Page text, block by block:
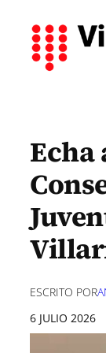
contenido
Echa
ESCRITO POR
6 JULIO 2026